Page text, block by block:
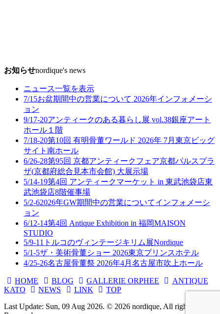
お知らせnordique's news
ニュース一覧を表示
7/15お盆期間中の営業について 2026年インフォメーシ
ョン
9/17-20アンティークのある暮らし展 vol.38銀座アート
ホール１階
7/18-20第10回 有明骨董ワールド 2026年 7月 東京ビッグ
サイト南ホール
6/26-28第95回 京都アンティークフェア京都パルスプラ
ザ(京都府総合見本市会館) 大展示場
5/14-19第4回 アンティークマーケット in 東武池袋店東
武池袋店8階催事場
5/2-62026年GW期間中の営業についてインフォメーシ
ョン
6/12-14第4回 Antique Exhibition in 福岡MAISON
STUDIO
5/9-11 トルコのヴィンテージキリム展Nordique
5/1-5ザ・美術骨董ショー 2026東京プリンスホテル
4/25-26名古屋骨董祭 2026年4月 名古屋市吹上ホール
HOME BLOG GALLERIE ORPHEE
ANTIQUE
KATO
NEWS LINK
TOP
Last Update: Sun, 09 Aug 2026. © 2026 nordique, All rights